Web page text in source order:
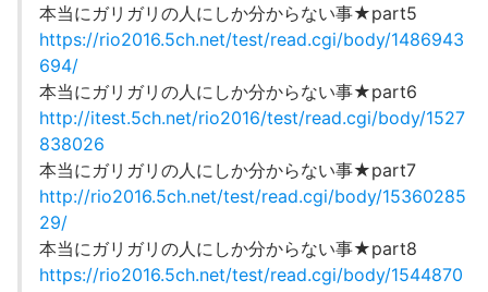
本当にガリガリの人にしか分からない事★part5
https://rio2016.5ch.net/test/read.cgi/body/1486943
694/
本当にガリガリの人にしか分からない事★part6
http://itest.5ch.net/rio2016/test/read.cgi/body/1527
838026
本当にガリガリの人にしか分からない事★part7
http://rio2016.5ch.net/test/read.cgi/body/15360285
29/
本当にガリガリの人にしか分からない事★part8
https://rio2016.5ch.net/test/read.cgi/body/1544870